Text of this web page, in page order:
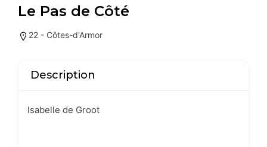
Le Pas de Côté
22 - Côtes-d'Armor
Description
Isabelle de Groot